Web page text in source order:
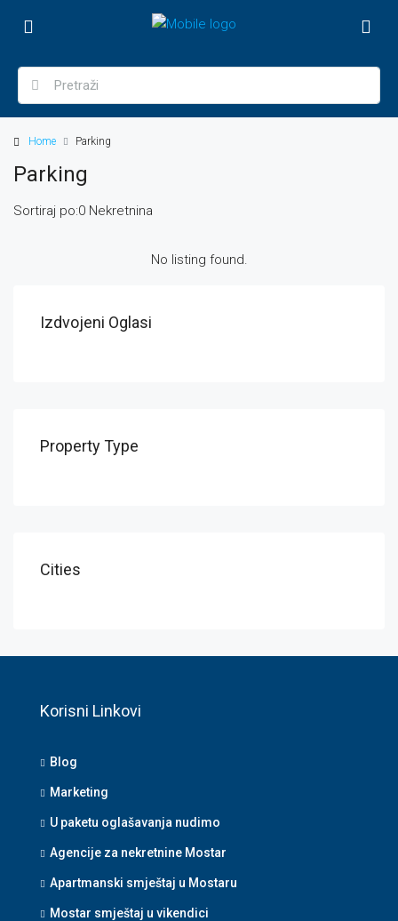
Home Parking
Parking
0 Nekretnina
Sortiraj po:
No listing found.
Izdvojeni Oglasi
Property Type
Cities
Korisni Linkovi
Blog
Marketing
U paketu oglašavanja nudimo
Agencije za nekretnine Mostar
Apartmanski smještaj u Mostaru
Mostar smještaj u vikendici